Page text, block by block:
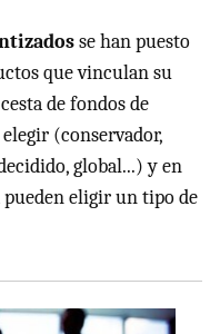
se han puesto
que vinculan su
de fondos de
(conservador,
global...) y en
eligir un tipo de